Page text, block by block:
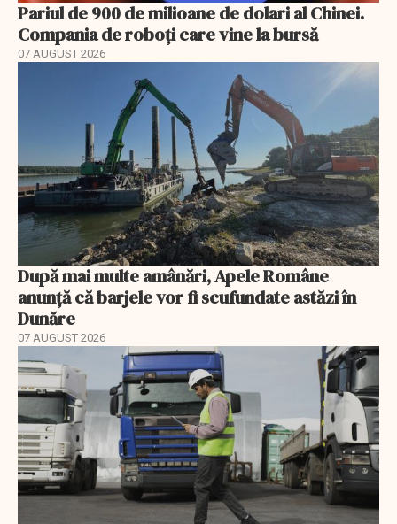
Pariul de 900 de milioane de dolari al Chinei.
Compania de roboți care vine la bursă
07 AUGUST 2026
După mai multe amânări, Apele Române
anunță că barjele vor fi scufundate astăzi în
Dunăre
07 AUGUST 2026